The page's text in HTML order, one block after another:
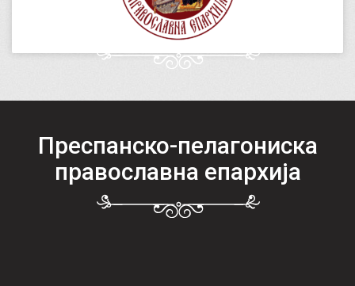
Преспанско-пелагониска
православна епархија